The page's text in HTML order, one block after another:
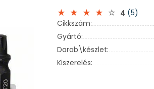
4 (5)
Cikkszám:
Gyártó:
Darab\készlet:
Kiszerelés: